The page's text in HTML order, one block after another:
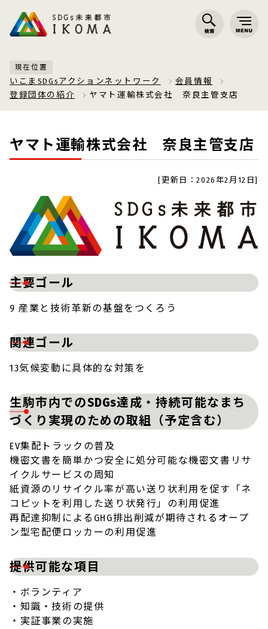
現在位置
いこまSDGsアクションネットワーク
会員情報
登録団体の紹介
ヤマト運輸株式会社 奈良主管支店
ヤマト運輸株式会社 奈良主管支店
[更新日：2026年2月12日]
主要ゴール
9 産業と技術革新の基盤をつくろう
関連ゴール
13気候変動に具体的な対策を
生駒市内でのSDGs達成・持続可能なまち
づくり実現のための取組（予定含む）
EV集配トラックの普及
機密文書を簡単かつ安全に処分可能な機密文書リサ
イクルサービスの周知
紙資源のリサイクル率が高い送り状利用を促す「ネ
コピットを利用した送り状発行」の利用促進
再配達抑制によるGHG排出削減が期待されるオープ
ン型宅配便ロッカーの利用促進
提供可能な項目
・ボランティア
・知識・技術の提供
・実証事業の実施